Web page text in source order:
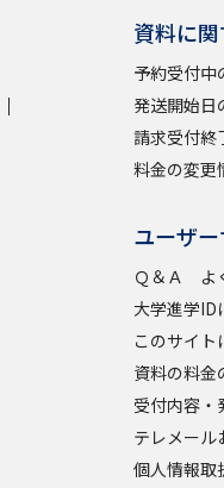
資料に
予約受付中
発送開始日
請求受付終
料金の変更
ユーザ
Ｑ＆Ａ よ
大学進学ID
このサイト
資料の料金
受付内容・
テレメール
個人情報取